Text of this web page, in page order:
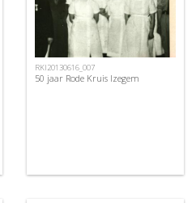
RKI20130616_007
50 jaar Rode Kruis Izegem